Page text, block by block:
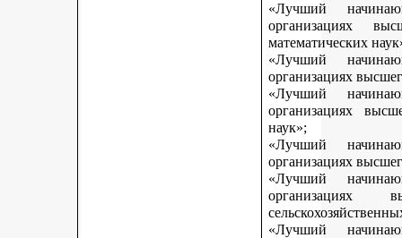
«Лучший
организациях
математических
«Лучший
организациях
«Лучший
организациях
наук»;
«Лучший
организациях
«Лучший
организациях
«Лучший